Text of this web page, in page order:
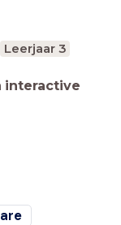
Leerjaar 3
interactive